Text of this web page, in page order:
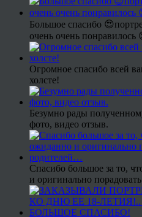
Большое спасибо
очень очень понравилось
Огромное спасибо всей
холсте!
Безумно рады
фото, видео отзыв.
Спасибо большое за то,
и оригинально